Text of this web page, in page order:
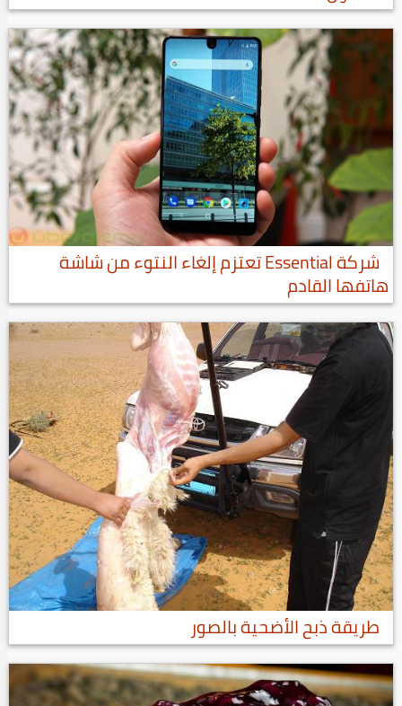
شركة Essential تعتزم إلغاء النتوء من شاشة
هاتفها القادم
طريقة ذبح الأضحية بالصور